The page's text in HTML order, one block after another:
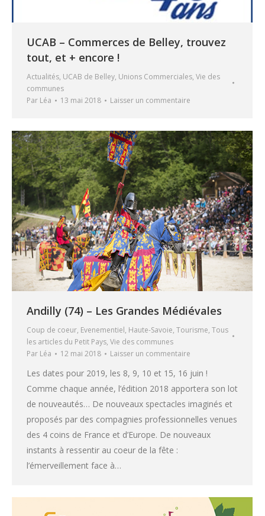
UCAB – Commerces de Belley, trouvez
tout, et + encore !
Actualités, UCAB de Belley, Unions Commerciales, Vie des
communes
Par Léa 13 mai 2018 Laisser un commentaire
Andilly (74) – Les Grandes Médiévales
Coup de coeur, Evenementiel, Haute-Savoie, Tourisme, Tous
les articles du Petit Pays, Vie des communes
Par Léa 12 mai 2018 Laisser un commentaire
Les dates pour 2019, les 8, 9, 10 et 15, 16 juin !
Comme chaque année, l’édition 2018 apportera son lot
de nouveautés… De nouveaux spectacles imaginés et
proposés par des compagnies professionnelles venues
des 4 coins de France et d’Europe. De nouveaux
instants à ressentir au coeur de la fête :
l’émerveillement face à…